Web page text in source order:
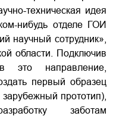
техническая идея
нибудь отделе ГОИ
научный сотрудник»,
области. Подключив
это направление,
первый образец
прототип),
заботам